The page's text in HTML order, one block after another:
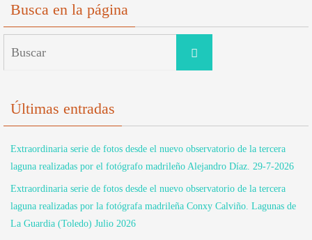
Busca en la página
Buscar
Últimas entradas
Extraordinaria serie de fotos desde el nuevo observatorio de la tercera
laguna realizadas por el fotógrafo madrileño Alejandro Díaz. 29-7-2026
Extraordinaria serie de fotos desde el nuevo observatorio de la tercera
laguna realizadas por la fotógrafa madrileña Conxy Calviño. Lagunas de
La Guardia (Toledo) Julio 2026